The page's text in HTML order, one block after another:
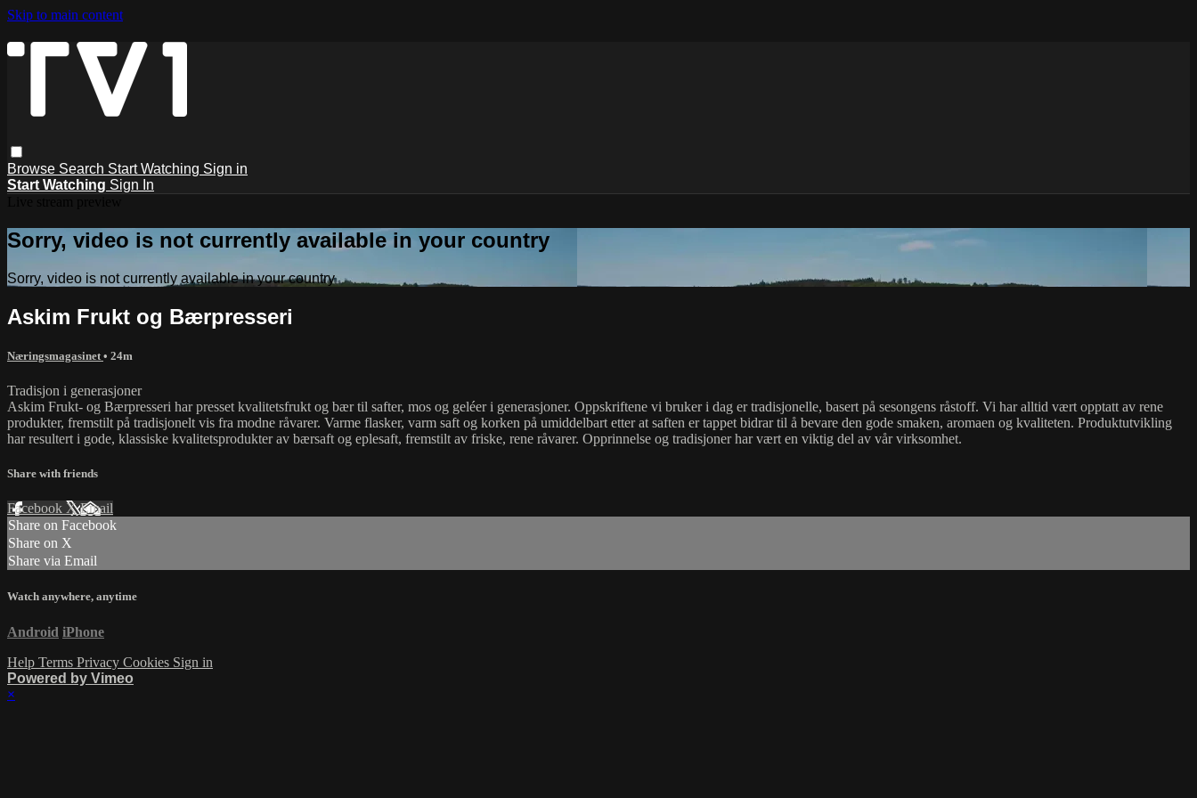
Skip to main content
Browse Search Start Watching Sign in
Start Watching Sign In
Sorry, video is not currently available in your country
Sorry, video is not currently available in your country
Askim Frukt og Bærpresseri
Næringsmagasinet • 24m
Tradisjon i generasjoner
Askim Frukt- og Bærpresseri har presset kvalitetsfrukt og bær til safter, mos og geléer i generasjoner. Oppskriftene vi bruker i dag er tradisjonelle, basert på sesongens råstoff. Vi har alltid vært opptatt av rene
produkter, fremstilt på tradisjonelt vis fra modne råvarer. Varme flasker, varm saft og korken på umiddelbart etter at saften er tappet bidrar til å bevare den gode smaken, aromaen og kvaliteten. Produktutvikling
har resultert i gode, klassiske kvalitetsprodukter av bærsaft og eplesaft, fremstilt av friske, rene råvarer. Opprinnelse og tradisjoner har vært en viktig del av vår virksomhet.
Share with friends
Facebook XEmail
Share on Facebook
Share on X
Share via Email
Watch anywhere, anytime
Android iPhone
Help Terms Privacy Cookies Sign in
Powered by Vimeo
×